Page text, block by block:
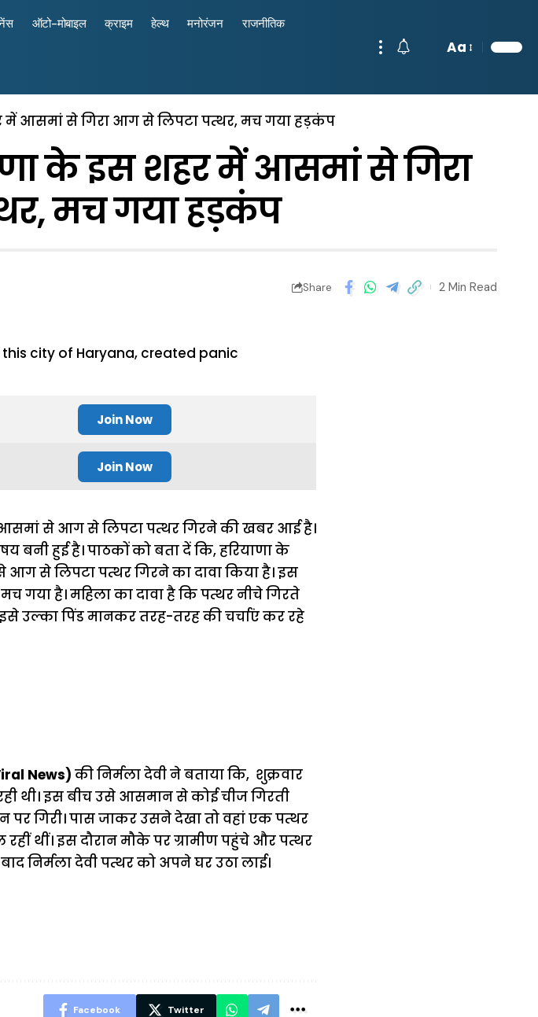
ऑटो-मोबाइल क्राइम हेल्थ मनोरंजन राजनीतिक
Aa
में आसमां से गिरा आग से लिपटा पत्थर, मच गया हड़कंप
के इस शहर में आसमां से गिरा
मच गया हड़कंप
Share 2 Min Read
Join Now
Join Now
से आग से लिपटा पत्थर गिरने की खबर आई है।
बनी हुई है। पाठकों को बता दें कि, हरियाणा के
से लिपटा पत्थर गिरने का दावा किया है। इस
है। महिला का दावा है कि पत्थर नीचे गिरते
उल्का पिंड मानकर तरह-तरह की चर्चाएं कर रहे
News) की निर्मला देवी ने बताया कि, शुक्रवार
थी। इस बीच उसे आसमान से कोई चीज गिरती
गिरी। पास जाकर उसने देखा तो वहां एक पत्थर
थीं। इस दौरान मौके पर ग्रामीण पहुंचे और पत्थर
निर्मला देवी पत्थर को अपने घर उठा लाई।
निगरानी
Facebook Twitter